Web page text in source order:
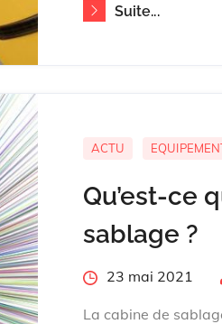
Suite...
ACTU
Qu’est-ce
sablage ?
Posted23 mai 2021
La cabine de